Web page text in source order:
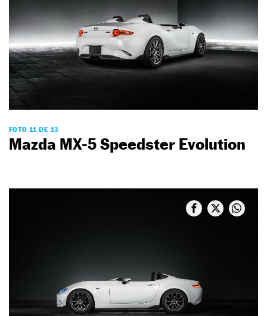
FOTO 11 DE 13
Mazda MX-5 Speedster Evolution